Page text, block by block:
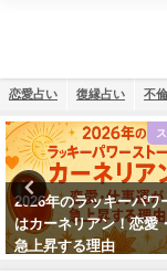
恋愛占い 復縁占い 不
タロット占い・元彼の
する気持ちは？どう思